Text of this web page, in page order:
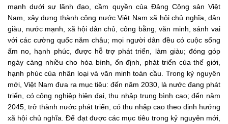
mạnh dưới sự lãnh đạo, cầm quyền của Đảng Cộng sản Việt
Nam, xây dựng thành công nước Việt Nam xã hội chủ nghĩa, dân
giàu, nước mạnh, xã hội dân chủ, công bằng, văn minh, sánh vai
với các cường quốc năm châu; mọi người dân đều có cuộc sống
ấm no, hạnh phúc, được hỗ trợ phát triển, làm giàu; đóng góp
ngày càng nhiều cho hòa bình, ổn định, phát triển của thế giới,
hạnh phúc của nhân loại và văn minh toàn cầu. Trong kỷ nguyên
mới, Việt Nam đưa ra mục tiêu: đến năm 2030, là nước đang phát
triển, có công nghiệp hiện đại, thu nhập trung bình cao; đến năm
2045, trở thành nước phát triển, có thu nhập cao theo định hướng
xã hội chủ nghĩa. Để đạt được các mục tiêu trong kỷ nguyên mới,